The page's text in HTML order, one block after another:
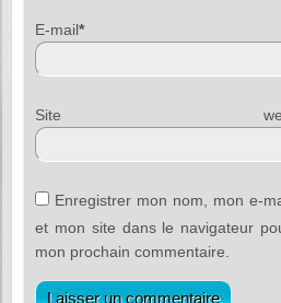
E-mail*
Site
Enregistrer mon nom, mon e-
et mon site dans le navigateur
mon prochain commentaire.